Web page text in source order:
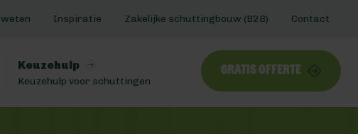
weten Inspiratie Zakelijke schuttingbouw (B2B) Contact
Keuzehulp
Keuzehulp voor schuttingen
Gratis offerte